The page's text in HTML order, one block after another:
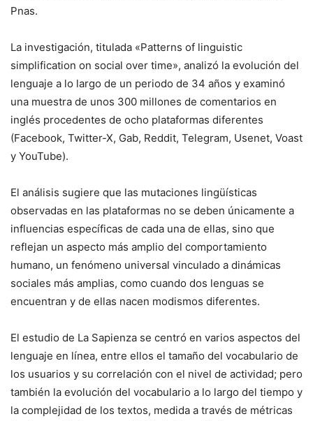
Pnas.
La investigación, titulada «Patterns of linguistic
simplification on social over time», analizó la evolución del
lenguaje a lo largo de un periodo de 34 años y examinó
una muestra de unos 300 millones de comentarios en
inglés procedentes de ocho plataformas diferentes
(Facebook, Twitter-X, Gab, Reddit, Telegram, Usenet, Voast
y YouTube).
El análisis sugiere que las mutaciones lingüísticas
observadas en las plataformas no se deben únicamente a
influencias específicas de cada una de ellas, sino que
reflejan un aspecto más amplio del comportamiento
humano, un fenómeno universal vinculado a dinámicas
sociales más amplias, como cuando dos lenguas se
encuentran y de ellas nacen modismos diferentes.
El estudio de La Sapienza se centró en varios aspectos del
lenguaje en línea, entre ellos el tamaño del vocabulario de
los usuarios y su correlación con el nivel de actividad; pero
también la evolución del vocabulario a lo largo del tiempo y
la complejidad de los textos, medida a través de métricas